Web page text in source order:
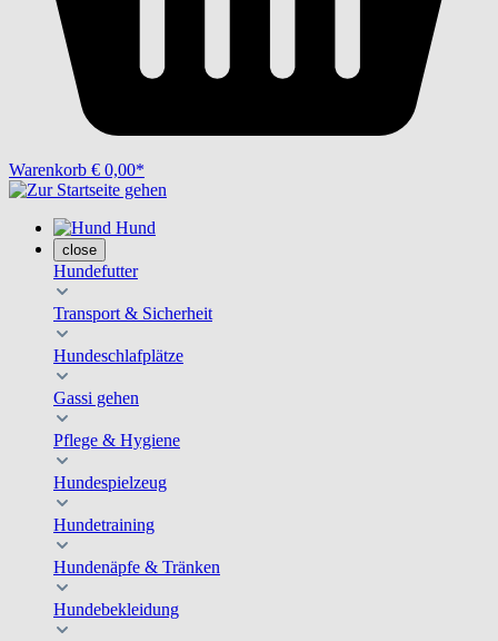
Warenkorb € 0,00*
Hund
close
Hundefutter
Transport & Sicherheit
Hundeschlafplätze
Gassi gehen
Pflege & Hygiene
Hundespielzeug
Hundetraining
Hundenäpfe & Tränken
Hundebekleidung